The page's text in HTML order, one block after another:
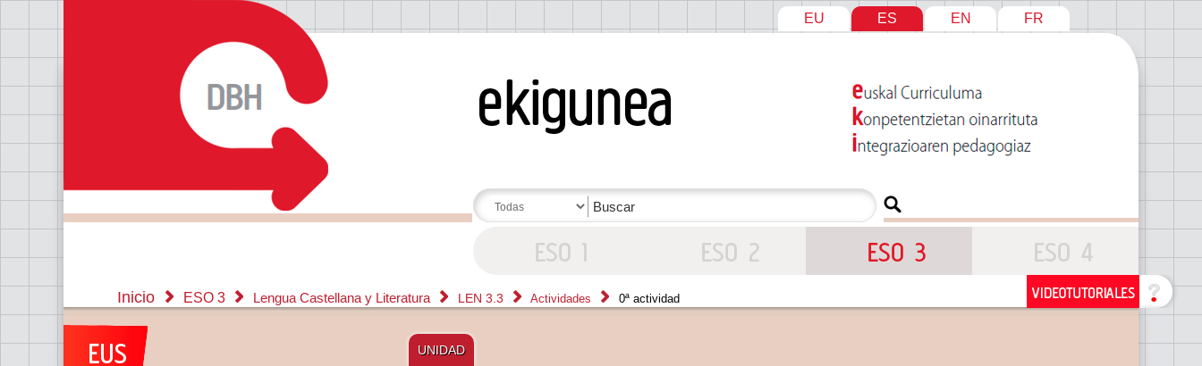
EU ES EN FR
Inicio ESO 3 Lengua Castellana y Literatura LEN 3.3 Actividades 0ª actividad
UNIDAD